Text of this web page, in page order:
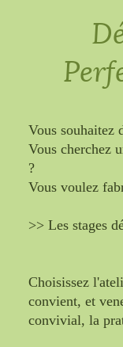
Vous souhaitez
Vous cherchez
?
Vous voulez
>> Les stages
Choisissez
convient, et
convivial, la